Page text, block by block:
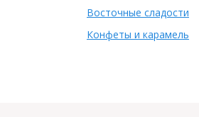
Восточные сладости
Конфеты и карамель